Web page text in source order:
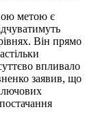
метою є
Він прямо
впливало
заявив, що